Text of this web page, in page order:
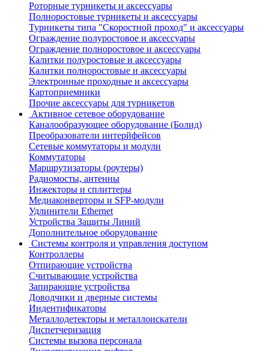
Роторные турникеты и аксессуары
Полноростовые турникеты и аксессуары
Турникеты типа "Скоростной проход" и аксессуары
Ограждение полуростовое и аксессуары
Ограждение полноростовое и аксессуары
Калитки полуростовые и аксессуары
Калитки полноростовые и аксессуары
Электронные проходные и аксессуары
Картоприемники
Прочие аксессуары для турникетов
Активное сетевое оборудование
Каналообразующее оборудование (Болид)
Преобразователи интерйфейсов
Сетевые коммутаторы и модули
Коммутаторы
Маршрутизаторы (роутеры)
Радиомосты, антенны
Инжекторы и сплиттеры
Медиаконверторы и SFP-модули
Удлинители Ethernet
Устройства Защиты Линий
Дополнительное оборудование
Системы контроля и управления доступом
Контроллеры
Отпирающие устройства
Считывающие устройства
Запирающие устройства
Доводчики и дверные системы
Индентификаторы
Металлодетекторы и металлоискатели
Диспетчеризация
Системы вызова персонала